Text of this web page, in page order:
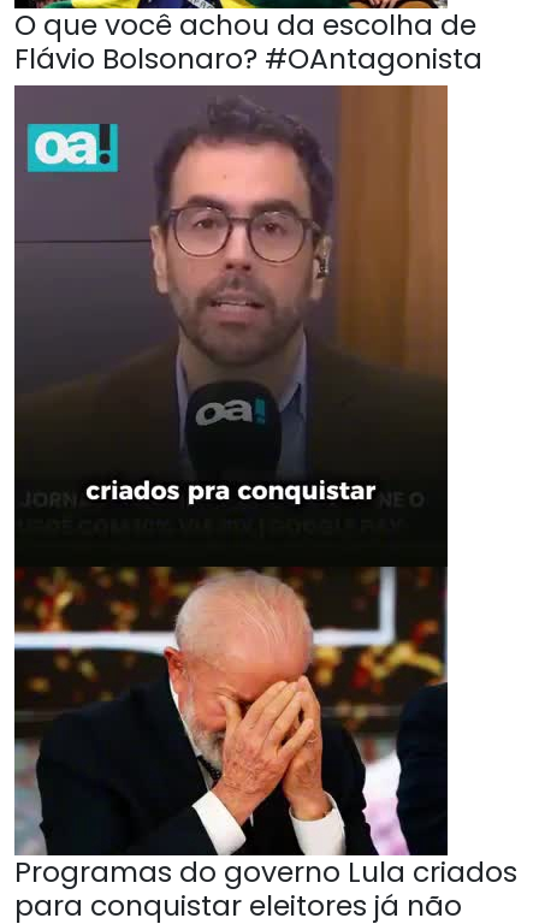
O que você achou da escolha de
Flávio Bolsonaro? #OAntagonista
Programas do governo Lula criados
para conquistar eleitores já não